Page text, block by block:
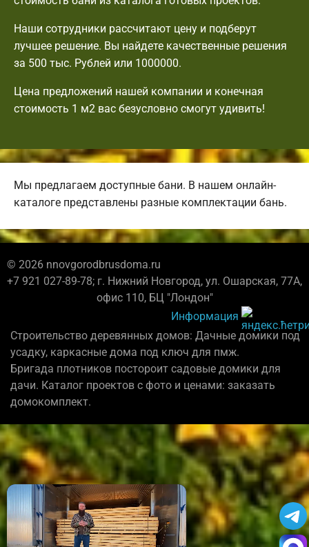
Наши сотрудники рассчитают цену и подберут
лучшее решение. Вы найдете качественные решения
за 500 тыс. Рублей или 1000000.
Цена предложений нашей компании и конечная
стоимость 1 м2 вас безусловно смогут удивить!
Мы предлагаем доступные бани. В нашем онлайн-
каталоге представлены разные комплектации бань.
© 2026 nnovgorodbrusdoma.ru
+7 921 027-89-78; г. Нижний Новгород, ул. Ошарская, 77А,
офис 110, БЦ "Лондон"
Информация
Строительство деревянных домов: Дачные домики под
усадку, каркасные дома под ключ для пмж.
Бригада плотников постороит садовые домики для
дачи. Каталог проектов с фото и ценами: заказать
домокомплект.